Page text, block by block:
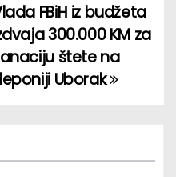
FBiH iz budžeta
300.000 KM za
štete na
Uborak